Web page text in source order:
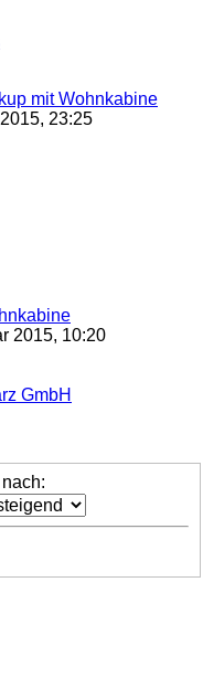
mit Wohnkabine
23:25
2015, 10:20
GmbH